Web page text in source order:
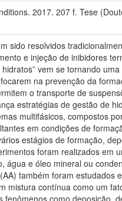
2017. 207 f. Tese
sido resolvidos
e injeção de inibidores
vem se tornando
na prevenção da
o transporte de
estratégias de gestão de
multifásicos, compostos
em condições de
estágios de formação,
foram realizados em
água e óleo mineral ou
também foram estudados
mistura contínua como um
como deposição,